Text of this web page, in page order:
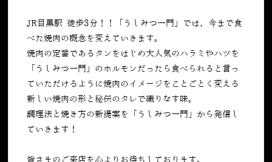
JR目黒駅 徒歩3分！！「うしみつ一門」では、今まで食
べた焼肉の概念を変えていきます。
焼肉の定番であるタンをはじめ大人気のハラミやハツを
「うしみつ一門」のホルモンだったら食べられると言っ
ていただけるように焼肉のイメージをことごとく変える
新しい焼肉の形と秘伝のタレで織りなす味。
調理法と焼き方の新提案を「うしみつ一門」から発信し
ていきます！
皆さまのご来店を心よりお待ちしております。